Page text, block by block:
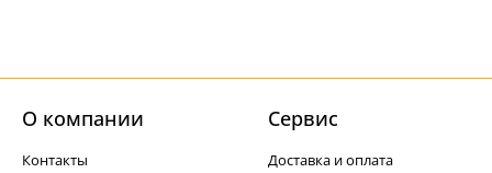
О компании
Контакты
Cервис
Доставка и оплата